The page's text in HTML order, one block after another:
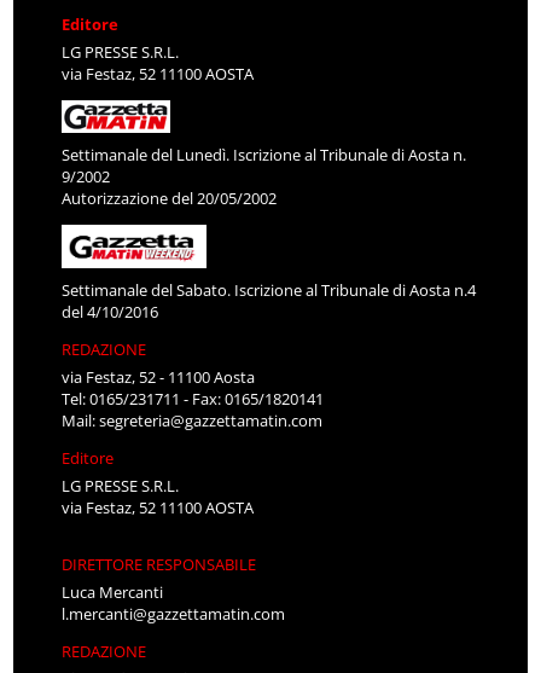
Editore
LG PRESSE S.R.L.
via Festaz, 52 11100 AOSTA
Settimanale del Lunedì. Iscrizione al Tribunale di Aosta n.
9/2002
Autorizzazione del 20/05/2002
Settimanale del Sabato. Iscrizione al Tribunale di Aosta n.4
del 4/10/2016
REDAZIONE
via Festaz, 52 - 11100 Aosta
Tel: 0165/231711 - Fax: 0165/1820141
Mail:segreteria@gazzettamatin.com
Editore
LG PRESSE S.R.L.
via Festaz, 52 11100 AOSTA
DIRETTORE RESPONSABILE
Luca Mercanti
l.mercanti@gazzettamatin.com
REDAZIONE